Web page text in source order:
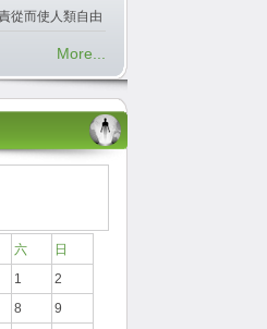
從而使人類自由
More...
六
日
1
2
8
9